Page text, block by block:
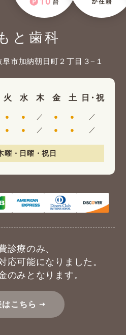
と歯科
市加納朝日町２丁目３−１
曜・日曜・祝日
火 水 木 金 土 日・祝
● ● ／ ● ● ／
● ● ／ ● ● ／
診療のみ、
応可能になりました。
のみとなります。
こちら